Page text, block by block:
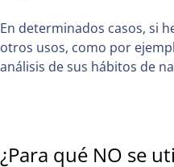
En determinados casos, si
otros usos, como por
análisis de sus hábitos de
¿Para qué NO se